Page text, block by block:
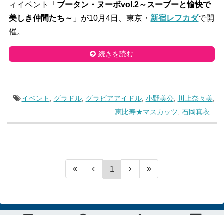
ィイベント「 ブータン・ヌーボvol.2～スーブーと愉快で
美しき仲間たち～ 」が10月4日、東京・新宿レフカダで開
催。
続きを読む
イベント , グラドル, グラビアアイドル, 小野美公, 川上奈々美,
恵比寿★マスカッツ, 石岡真衣
1